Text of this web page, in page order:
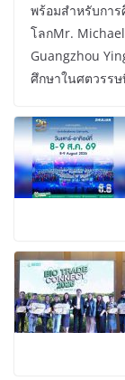
พร้อมสำหรับกา
โลกMr.
Guangzhou
ศึกษาในศตวรร